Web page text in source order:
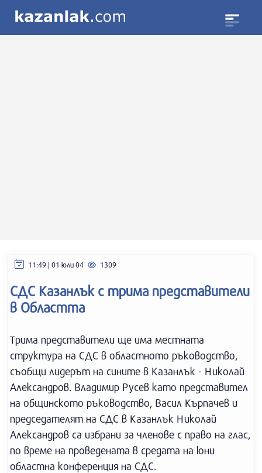
11:49 | 01 юли 04 1309
СДС Казанлък с трима представители
в Областта
Трима представители ще има местната
структура на СДС в областното ръководство,
съобщи лидерът на сините в Казанлък - Николай
Александров. Владимир Русев като представител
на общинското ръководство, Васил Кърпачев и
председателят на СДС в Казанлък Николай
Александров са избрани за членове с право на глас,
по време на проведената в средата на юни
областна конференция на СДС.